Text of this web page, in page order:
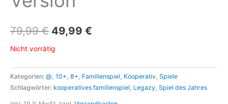
79,99€ 49,99 €
Nicht vorrätig
Kategorien: @ 10+ 8+ Familienspiel Kooperativ Spiele
Schlagwörter: kooperatives familienspiel Legazy Spiel des Jahres